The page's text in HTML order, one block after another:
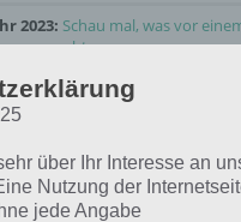
2023: Schau mal, was vor
gesucht war
1 Wort Lösungen zu Unsere
über Ihr Interesse an
Nutzung der
jede Angabe